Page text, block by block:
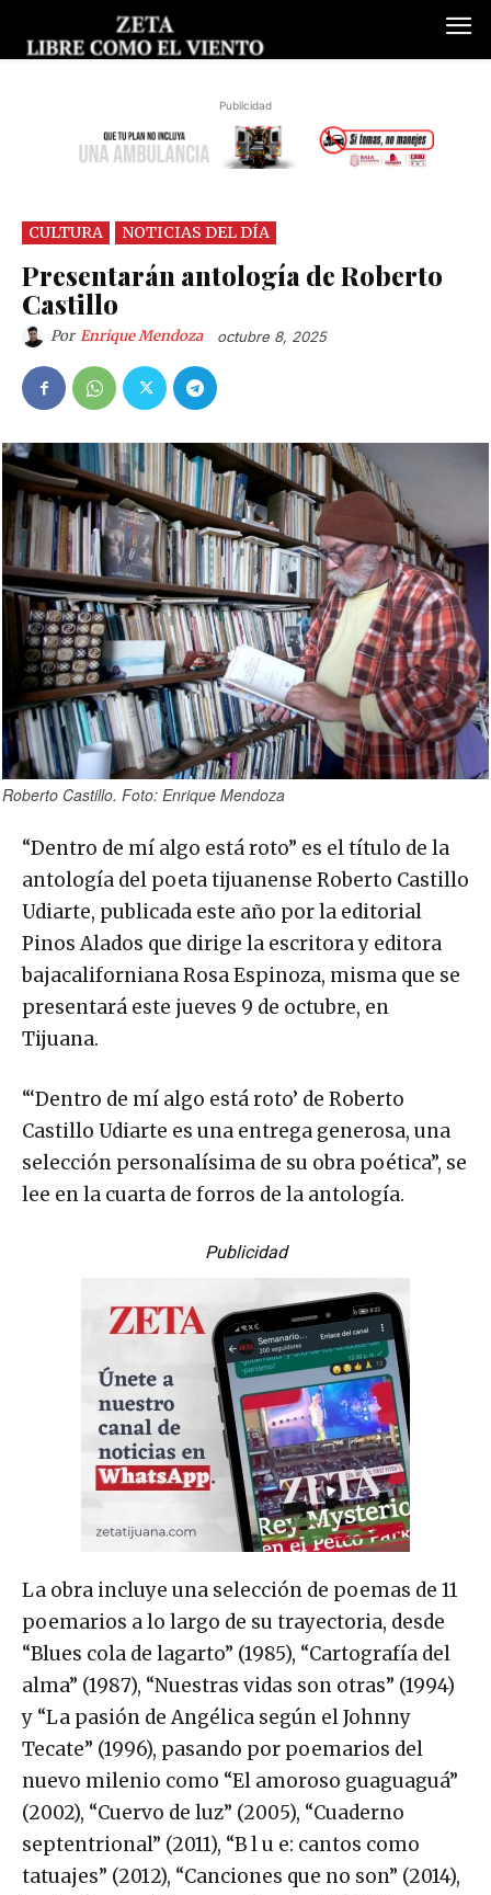
Publicidad
CULTURA NOTICIAS DEL DÍA
Presentarán antología de Roberto
Castillo
Por Enrique Mendoza octubre 8, 2025
Roberto Castillo. Foto: Enrique Mendoza
“Dentro de mí algo está roto” es el título de la
antología del poeta tijuanense Roberto Castillo
Udiarte, publicada este año por la editorial
Pinos Alados que dirige la escritora y editora
bajacaliforniana Rosa Espinoza, misma que se
presentará este jueves 9 de octubre, en
Tijuana.
“‘Dentro de mí algo está roto’ de Roberto
Castillo Udiarte es una entrega generosa, una
selección personalísima de su obra poética”, se
lee en la cuarta de forros de la antología.
Publicidad
La obra incluye una selección de poemas de 11
poemarios a lo largo de su trayectoria, desde
“Blues cola de lagarto” (1985), “Cartografía del
alma” (1987), “Nuestras vidas son otras” (1994)
y “La pasión de Angélica según el Johnny
Tecate” (1996), pasando por poemarios del
nuevo milenio como “El amoroso guaguaguá”
(2002), “Cuervo de luz” (2005), “Cuaderno
septentrional” (2011), “B l u e: cantos como
tatuajes” (2012), “Canciones que no son” (2014),